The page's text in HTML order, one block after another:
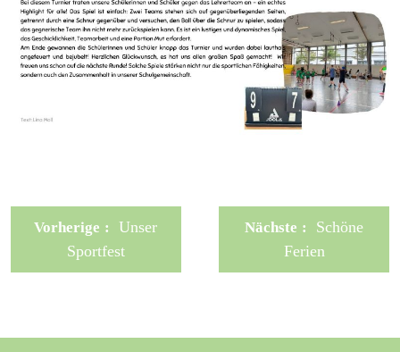
Vorherige
Unser
Sportfest
Nächste
Schöne
Ferien